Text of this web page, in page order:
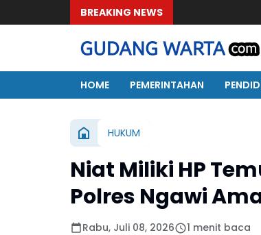
BREAKING NEWS
HOME
PEMERINTAHAN
HUKUM
Niat Miliki HP
Polres Ngawi
Rabu, Juli 08, 2026 1 menit baca